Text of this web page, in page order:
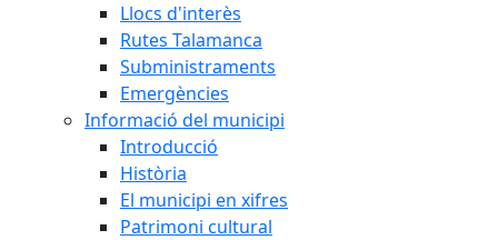
Llocs d'interès
Rutes Talamanca
Subministraments
Emergències
Informació del municipi
Introducció
Història
El municipi en xifres
Patrimoni cultural